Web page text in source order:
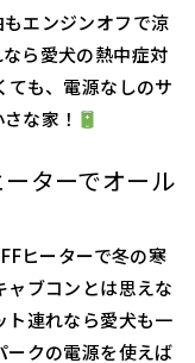
エンジンオフで涼
ら愛犬の熱中症対
ても、電源なしのサ
な家！
ターでオール
ヒーターで冬の寒
ャブコンとは思えな
ト連れなら愛犬も一
ークの電源を使えば